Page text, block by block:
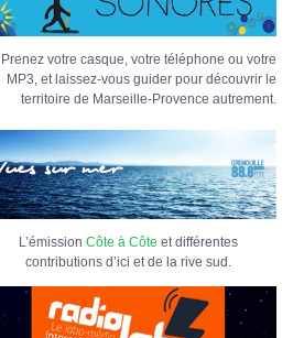
Prenez votre casque, votre téléphone ou votre
MP3, et laissez-vous guider pour découvrir le
territoire de Marseille-Provence autrement.
L’émission Côte à Côte et différentes
contributions d’ici et de la rive sud.